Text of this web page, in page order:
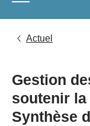
Actuel
Gestion
soutenir
Synthèse